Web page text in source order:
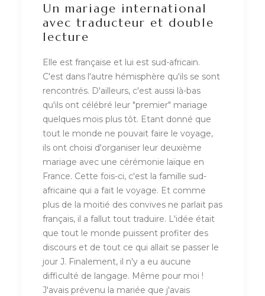
Un mariage international
avec traducteur et double
lecture
Elle est française et lui est sud-africain.
C'est dans l'autre hémisphère qu'ils se sont
rencontrés. D'ailleurs, c'est aussi là-bas
qu'ils ont célébré leur "premier" mariage
quelques mois plus tôt. Etant donné que
tout le monde ne pouvait faire le voyage,
ils ont choisi d'organiser leur deuxième
mariage avec une cérémonie laïque en
France. Cette fois-ci, c'est la famille sud-
africaine qui a fait le voyage. Et comme
plus de la moitié des convives ne parlait pas
français, il a fallut tout traduire. L'idée était
que tout le monde puissent profiter des
discours et de tout ce qui allait se passer le
jour J. Finalement, il n'y a eu aucune
difficulté de langage. Même pour moi !
J'avais prévenu la mariée que j'avais